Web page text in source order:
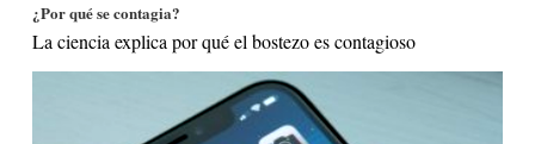
¿Por qué se contagia?
La ciencia explica por qué el bostezo es contagioso